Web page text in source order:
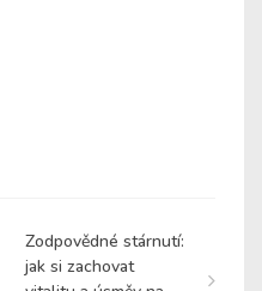
Zodpovědné stárnutí:
jak si zachovat